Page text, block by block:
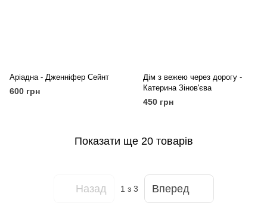
Аріадна - Дженніфер Сейнт
600 грн
Дім з вежею через дорогу -
Катерина Зінов'єва
450 грн
Показати ще 20 товарів
Назад 1 з 3 Вперед